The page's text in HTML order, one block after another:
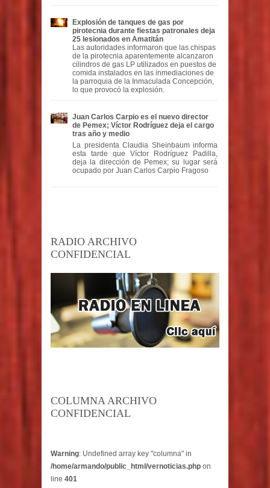
Explosión de tanques de gas por
pirotecnia durante fiestas patronales deja
25 lesionados en Amatitán
Las autoridades informaron que las chispas
de la pirotecnia aparentemente alcanzaron
cilindros de gas LP utilizados en puestos de
comida instalados en las inmediaciones de
la parroquia de la Inmaculada Concepción,
lo que provocó la explosión.
Juan Carlos Carpio es el nuevo director
de Pemex; Víctor Rodríguez deja el cargo
tras año y medio
La presidenta Claudia Sheinbaum informa
esta tarde que Víctor Rodríguez Padilla,
deja la dirección de Pemex; su lugar será
ocupado por Juan Carlos Carpio Fragoso
RADIO ARCHIVO
CONFIDENCIAL
COLUMNA ARCHIVO
CONFIDENCIAL
Warning: Undefined array key "columna" in
/home/armando/public_html/vernoticias.php on
line 401